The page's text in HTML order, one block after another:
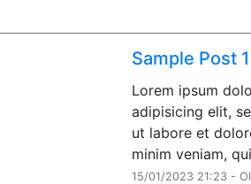
Sample Post 1
Lorem ipsum
adipisicing elit,
ut labore et
minim veniam,
15/01/2023 21:23 -